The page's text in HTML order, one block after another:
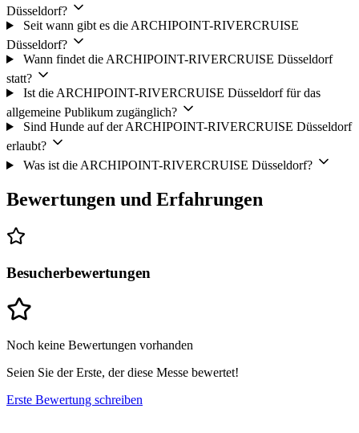
Düsseldorf?
Seit wann gibt es die ARCHIPOINT-RIVERCRUISE
Düsseldorf?
Wann findet die ARCHIPOINT-RIVERCRUISE Düsseldorf
statt?
Ist die ARCHIPOINT-RIVERCRUISE Düsseldorf für das
allgemeine Publikum zugänglich?
Sind Hunde auf der ARCHIPOINT-RIVERCRUISE Düsseldorf
erlaubt?
Was ist die ARCHIPOINT-RIVERCRUISE Düsseldorf?
Bewertungen und Erfahrungen
Besucherbewertungen
Noch keine Bewertungen vorhanden
Seien Sie der Erste, der diese Messe bewertet!
Erste Bewertung schreiben